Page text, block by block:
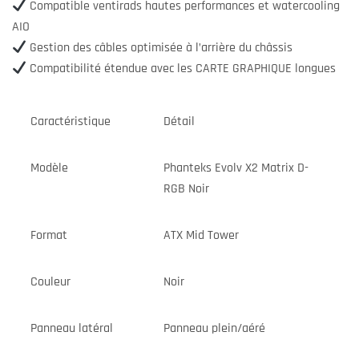
Compatible ventirads hautes performances et watercooling
AIO
Gestion des câbles optimisée à l’arrière du châssis
Compatibilité étendue avec les CARTE GRAPHIQUE longues
Caractéristique Détail
Modèle
Phanteks Evolv X2 Matrix D-
RGB Noir
Format ATX Mid Tower
Couleur Noir
Panneau latéral Panneau plein/aéré